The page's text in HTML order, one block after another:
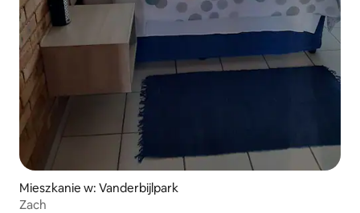
Mieszkanie w: Vanderbijlpark
Zach